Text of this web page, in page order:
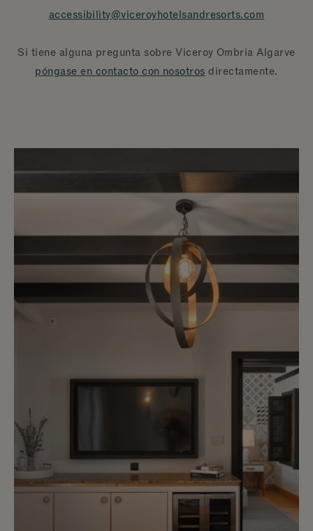
accessibility@viceroyhotelsandresorts.com
Si tiene alguna pregunta sobre Viceroy Ombria Algarve
póngase en contacto con nosotros directamente.